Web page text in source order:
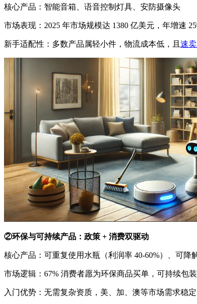
核心产品：智能音箱、语音控制灯具、安防摄像头
市场表现：2025 年市场规模达 1380 亿美元，年增速
新手适配性：多数产品属轻小件，物流成本低，且 速
②环保与可持续产品：政策 + 消费双驱动
核心产品：可重复使用水瓶（利润率 40-60%）、可降
市场逻辑：67% 消费者愿为环保商品买单，可持续包
入门优势：无需复杂资质，美、加、澳等市场需求稳